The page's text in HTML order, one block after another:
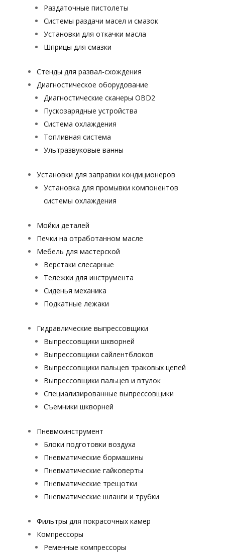
Раздаточные пистолеты
Системы раздачи масел и смазок
Установки для откачки масла
Шприцы для смазки
Стенды для развал-схождения
Диагностическое оборудование
Диагностические сканеры OBD2
Пускозарядные устройства
Система охлаждения
Топливная система
Ультразвуковые ванны
Установки для заправки кондиционеров
Установка для промывки компонентов
системы охлаждения
Мойки деталей
Печки на отработанном масле
Мебель для мастерской
Верстаки слесарные
Тележки для инструмента
Сиденья механика
Подкатные лежаки
Гидравлические выпрессовщики
Выпрессовщики шкворней
Выпрессовщики сайлентблоков
Выпрессовщики пальцев траковых цепей
Выпрессовщики пальцев и втулок
Специализированные выпрессовщики
Cъемники шкворней
Пневмоинструмент
Блоки подготовки воздуха
Пневматические бормашины
Пневматические гайковерты
Пневматические трещотки
Пневматические шланги и трубки
Фильтры для покрасочных камер
Компрессоры
Ременные компрессоры